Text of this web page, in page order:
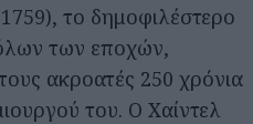
το δημοφιλέστερο
των εποχών,
ακροατές 250 χρόνια
του. Ο Χαίντελ